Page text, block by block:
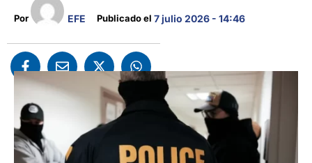
Por EFE Publicado el 7 julio 2026 - 14:46